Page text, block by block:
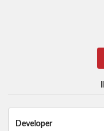
Developer